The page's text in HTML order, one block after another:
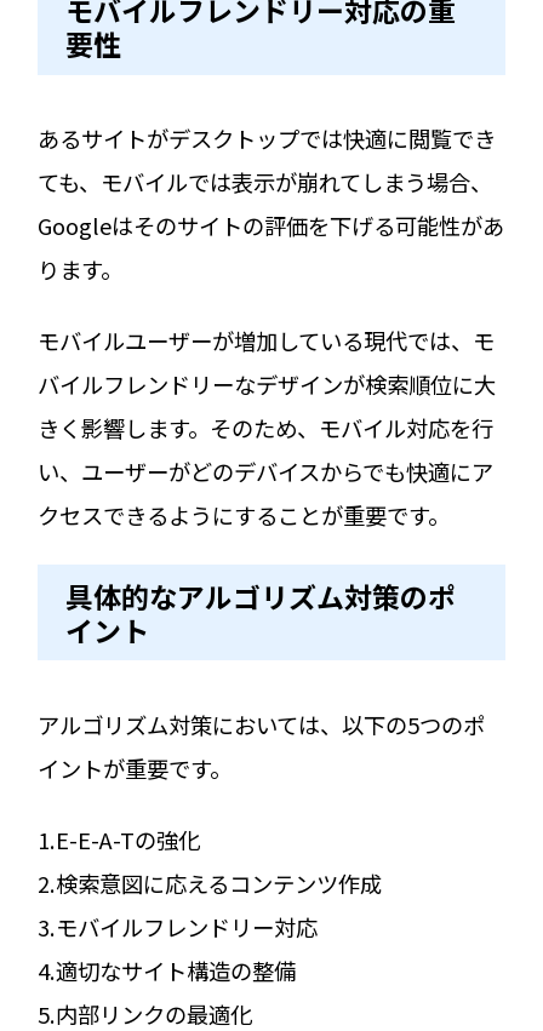
モバイルフレンドリー対応の重
要性
あるサイトがデスクトップでは快適に閲覧でき
ても、モバイルでは表示が崩れてしまう場合、
Googleはそのサイトの評価を下げる可能性があ
ります。
モバイルユーザーが増加している現代では、モ
バイルフレンドリーなデザインが検索順位に大
きく影響します。そのため、モバイル対応を行
い、ユーザーがどのデバイスからでも快適にア
クセスできるようにすることが重要です。
具体的なアルゴリズム対策のポ
イント
アルゴリズム対策においては、以下の5つのポ
イントが重要です。
1.E-E-A-Tの強化
2.検索意図に応えるコンテンツ作成
3.モバイルフレンドリー対応
4.適切なサイト構造の整備
5.内部リンクの最適化